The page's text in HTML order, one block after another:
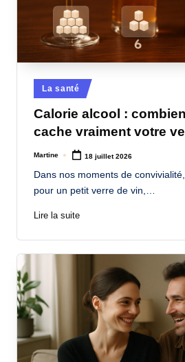
Posted
in
La santé
Calorie alcool :
cache vraiment votre
Posted
Martine 18 juillet 2026
Dans nos moments de
pour un petit verre de vin,…
Lire la suite